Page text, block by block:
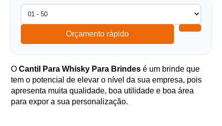
Orçamento rápido
OCantil Para Whisky Para Brindesé um brinde que
tem o potencial de elevar o nível da sua empresa, pois
apresenta muita qualidade, boa utilidade e boa área
para expor a sua personalização.